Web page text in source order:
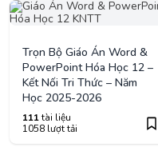
Trọn Bộ Giáo Án Word &
PowerPoint Hóa Học 12 –
Kết Nối Tri Thức – Năm
Học 2025-2026
111tài liệu
1058 lượt tải